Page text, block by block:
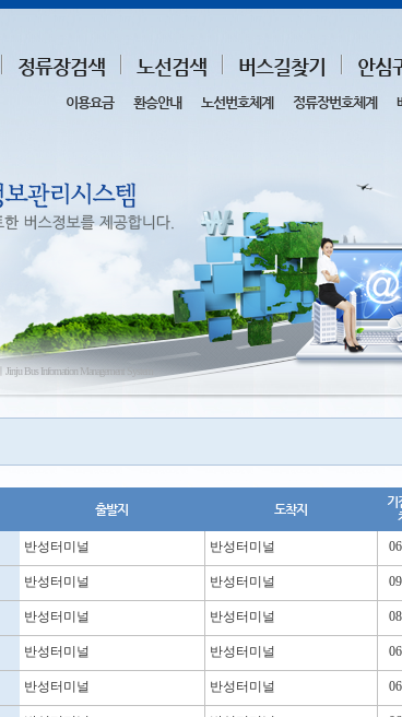
정류장검색 노선검색 버스길찾기 안심
이용요금 환승안내 노선번호체계 정류장번호체계
ㅣJinju Bus Infomation Management System
출발지 도착지
기
반성터미널 반성터미널
반성터미널 반성터미널
반성터미널 반성터미널
반성터미널 반성터미널
반성터미널 반성터미널